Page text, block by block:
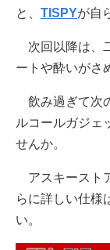
と、 TISPYが自
次回以降は、
ートや酔いがさ
飲み過ぎて次
ルコールガジェ
せんか。
アスキースト
らに詳しい仕様
い。